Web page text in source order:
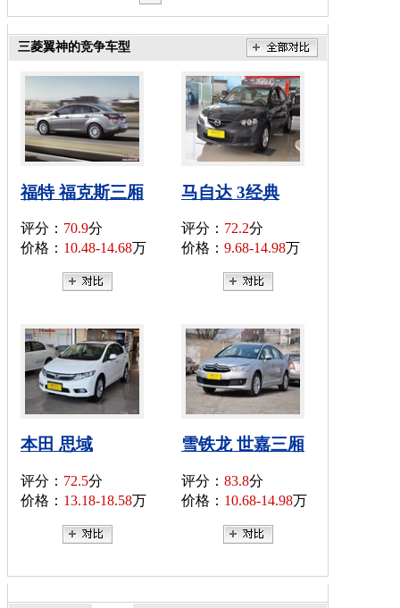
三菱翼神的竞争车型
福特 福克斯三厢
评分： 70.9分
价格： 10.48-14.68万
马自达 3经典
评分： 72.2分
价格： 9.68-14.98万
本田 思域
评分： 72.5分
价格： 13.18-18.58万
雪铁龙 世嘉三厢
评分： 83.8分
价格： 10.68-14.98万